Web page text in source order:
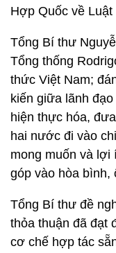
Hợp Quốc về
Tổng Bí thư
Tổng thống
thức Việt Nam;
kiến giữa lãnh
hiện thực hóa,
hai nước đi vào
mong muốn và lợi
góp vào hòa bình,
Tổng Bí thư đề
thỏa thuận đã đạt
cơ chế hợp tác